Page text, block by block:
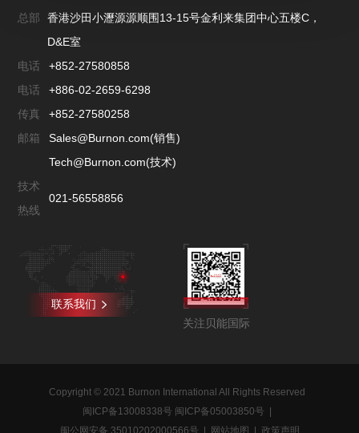
总部
香港沙田小瀝源源顺围13-15号金利来集团中心五楼C，
D&E室
电话
+852-27580858
电话
+886-02-2659-6298
传真
+852-27580258
邮箱
Sales@Burnon.com(销售)
Tech@Burnon.com(技术)
技术
热线
021-56558856
联系我们
关注贝能国际
Copyright © 2021 Burnon International All Rights Reserved
闽ICP备13008338号 闽ICP备05003850号 |
闽公网安备 35010202000566号 | 网站地图 | 政策声明